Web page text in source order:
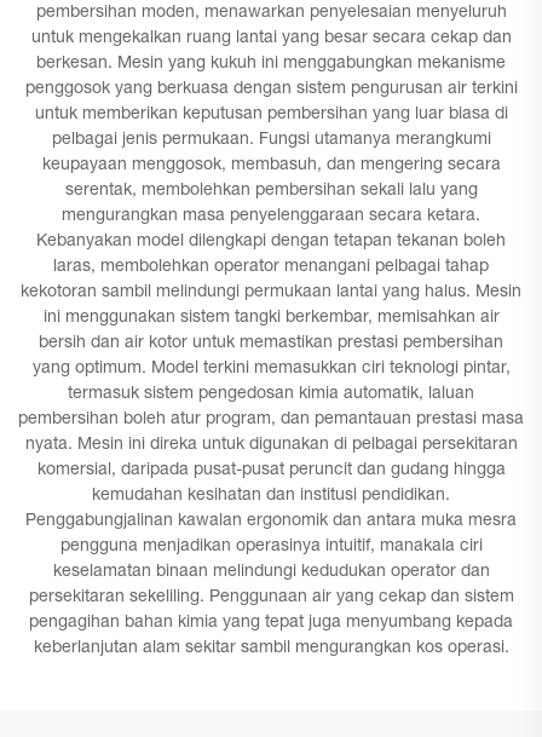
pembersihan moden, menawarkan penyelesaian menyeluruh
untuk mengekalkan ruang lantai yang besar secara cekap dan
berkesan. Mesin yang kukuh ini menggabungkan mekanisme
penggosok yang berkuasa dengan sistem pengurusan air terkini
untuk memberikan keputusan pembersihan yang luar biasa di
pelbagai jenis permukaan. Fungsi utamanya merangkumi
keupayaan menggosok, membasuh, dan mengering secara
serentak, membolehkan pembersihan sekali lalu yang
mengurangkan masa penyelenggaraan secara ketara.
Kebanyakan model dilengkapi dengan tetapan tekanan boleh
laras, membolehkan operator menangani pelbagai tahap
kekotoran sambil melindungi permukaan lantai yang halus. Mesin
ini menggunakan sistem tangki berkembar, memisahkan air
bersih dan air kotor untuk memastikan prestasi pembersihan
yang optimum. Model terkini memasukkan ciri teknologi pintar,
termasuk sistem pengedosan kimia automatik, laluan
pembersihan boleh atur program, dan pemantauan prestasi masa
nyata. Mesin ini direka untuk digunakan di pelbagai persekitaran
komersial, daripada pusat-pusat peruncit dan gudang hingga
kemudahan kesihatan dan institusi pendidikan.
Penggabungjalinan kawalan ergonomik dan antara muka mesra
pengguna menjadikan operasinya intuitif, manakala ciri
keselamatan binaan melindungi kedudukan operator dan
persekitaran sekeliling. Penggunaan air yang cekap dan sistem
pengagihan bahan kimia yang tepat juga menyumbang kepada
keberlanjutan alam sekitar sambil mengurangkan kos operasi.